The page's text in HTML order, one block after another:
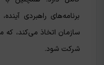
برنامه‌های راهبردی
سازمان اتخاذ می‌کند،
شرکت شود.